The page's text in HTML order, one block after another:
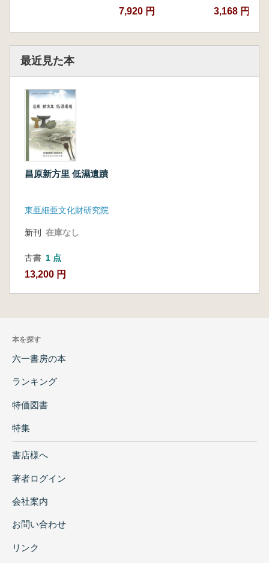
7,920 円 3,168 円
最近見た本
昌原新方里 低濕遺蹟
東亜細亜文化財研究院
新刊 在庫なし
古書 1 点
13,200 円
本を探す
六一書房の本
ランキング
特価図書
特集
書店様へ
著者ログイン
会社案内
お問い合わせ
リンク